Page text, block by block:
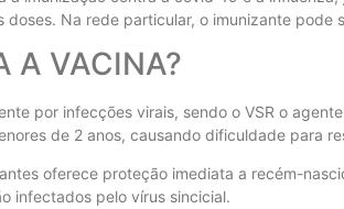
Na rede particular, o imunizante pode
A VACINA?
por infecções virais, sendo o VSR o
de 2 anos, causando dificuldade para
oferece proteção imediata a recém-
infectados pelo vírus sincicial.